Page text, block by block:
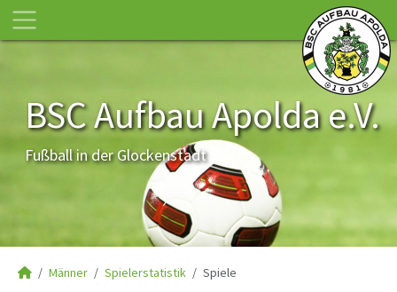
BSC Aufbau Apolda e.V.
Fußball in der Glockenstadt
Männer Spielerstatistik Spiele